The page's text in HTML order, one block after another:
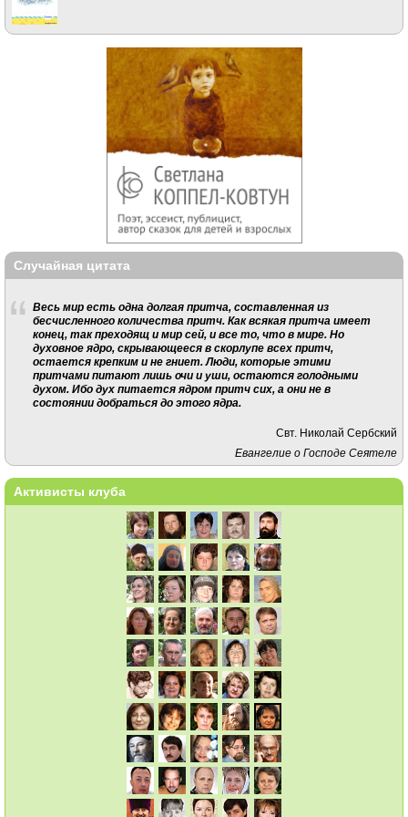
Случайная цитата
Весь мир есть одна долгая притча, составленная из
бесчисленного количества притч. Как всякая притча имеет
конец, так преходящ и мир сей, и все то, что в мире. Но
духовное ядро, скрывающееся в скорлупе всех притч,
остается крепким и не гниет. Люди, которые этими
притчами питают лишь очи и уши, остаются голодными
духом. Ибо дух питается ядром притч сих, а они не в
состоянии добраться до этого ядра.
Свт. Николай Сербский
Евангелие о Господе Сеятеле
Активисты клуба